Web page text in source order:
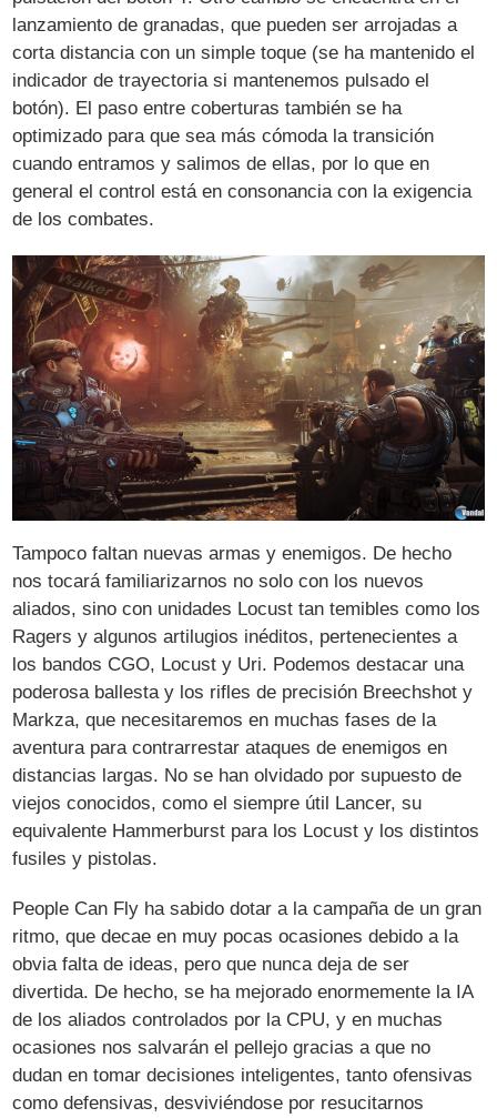
lanzamiento de granadas, que pueden ser arrojadas a
corta distancia con un simple toque (se ha mantenido el
indicador de trayectoria si mantenemos pulsado el
botón). El paso entre coberturas también se ha
optimizado para que sea más cómoda la transición
cuando entramos y salimos de ellas, por lo que en
general el control está en consonancia con la exigencia
de los combates.
Tampoco faltan nuevas armas y enemigos. De hecho
nos tocará familiarizarnos no solo con los nuevos
aliados, sino con unidades Locust tan temibles como los
Ragers y algunos artilugios inéditos, pertenecientes a
los bandos CGO, Locust y Uri. Podemos destacar una
poderosa ballesta y los rifles de precisión Breechshot y
Markza, que necesitaremos en muchas fases de la
aventura para contrarrestar ataques de enemigos en
distancias largas. No se han olvidado por supuesto de
viejos conocidos, como el siempre útil Lancer, su
equivalente Hammerburst para los Locust y los distintos
fusiles y pistolas.
People Can Fly ha sabido dotar a la campaña de un gran
ritmo, que decae en muy pocas ocasiones debido a la
obvia falta de ideas, pero que nunca deja de ser
divertida. De hecho, se ha mejorado enormemente la IA
de los aliados controlados por la CPU, y en muchas
ocasiones nos salvarán el pellejo gracias a que no
dudan en tomar decisiones inteligentes, tanto ofensivas
como defensivas, desviviéndose por resucitarnos